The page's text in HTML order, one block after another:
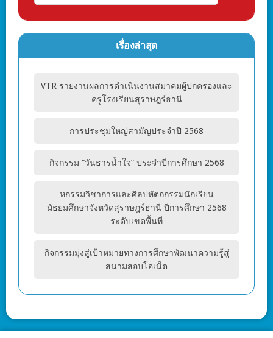
เรื่องล่าสุด
VTR รายงานผลการดำเนินงานสมาคมผู้ปกครองและ
ครูโรงเรียนสุราษฎร์ธานี
การประชุมใหญ่สามัญประจำปี 2568
กิจกรรม “วันธารน้ำใจ” ประจำปีการศึกษา 2568
หกรรมวิชาการและศิลปหัตถกรรมนักเรียน
มัธยมศึกษาจังหวัดสุราษฎร์ธานี ปีการศึกษา 2568
ระดับเขตพื้นที่
กิจกรรมมุ่งสู่เป้าหมายทางการศึกษาพัฒนาความรู้สู่
สนามสอบโอเน็ต